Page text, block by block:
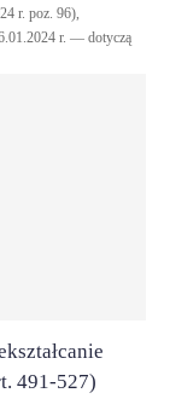
r. — dotyczą
491-527)